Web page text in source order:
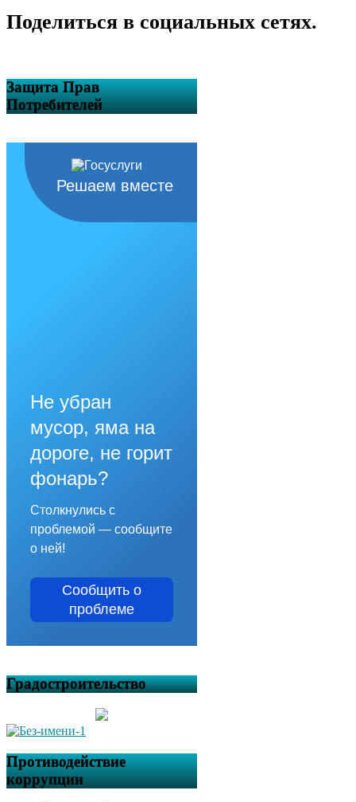
Поделиться в социальных сетях.
Защита Прав
Потребителей
Решаем вместе
Не убран
мусор, яма на
дороге, не горит
фонарь?
Столкнулись с
проблемой — сообщите
о ней!
Сообщить о
проблеме
Градостроительство
Противодействие
коррупции